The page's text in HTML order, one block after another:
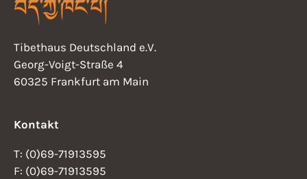
Tibethaus Deutschland e.V.
Georg-Voigt-Straße 4
60325 Frankfurt am Main
Kontakt
T: (0)69-71913595
F: (0)69-71913595